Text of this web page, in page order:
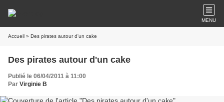
MENU
Accueil » Des pirates autour d'un cake
Des pirates autour d'un cake
Publié le 06/04/2011 à 11:00
Par Virginie B